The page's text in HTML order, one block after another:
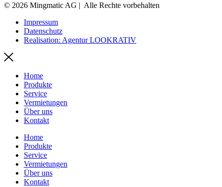
© 2026 Mingmatic AG | Alle Rechte vorbehalten
Impressum
Datenschutz
Realisation: Agentur LOOKRATIV
Home
Produkte
Service
Vermietungen
Über uns
Kontakt
Home
Produkte
Service
Vermietungen
Über uns
Kontakt